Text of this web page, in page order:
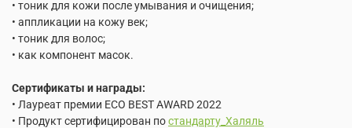
• тоник для кожи после умывания и очищения;
• аппликации на кожу век;
• тоник для волос;
• как компонент масок.
Сертификаты и награды:
• Лауреат премии ECO BEST AWARD 2022
• Продукт сертифицирован постандарту_Халяль